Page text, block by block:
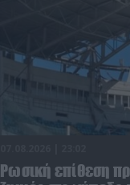
Ρωσική επίθεση